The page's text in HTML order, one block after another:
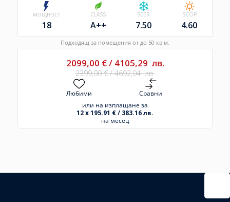
МОЩНОСТ
18
CLASS
A++
SEER
7.50
SCOP
4.60
Подходящ за помещения от до 50 кв.м.
2099,00 €/ 4105,29 лв.
2399,00€/4692,04лв.
Любими
Сравни
или на изплащане за
12 x 195.91 € / 383.16 лв.
на месец